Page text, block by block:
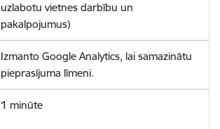
uzlabotu vietnes darbību un
pakalpojumus)
Izmanto Google Analytics, lai samazinātu
pieprasījuma līmeni.
1 minūte